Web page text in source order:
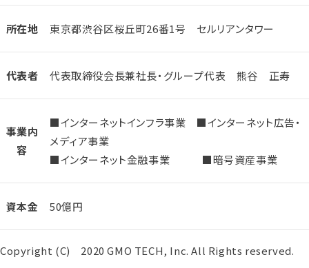
所在地 東京都渋谷区桜丘町26番1号 セルリアンタワー
代表者 代表取締役会長兼社長・グループ代表 熊谷 正寿
事業内
容
■インターネットインフラ事業 ■インターネット広告・
メディア事業
■インターネット金融事業 ■暗号資産事業
資本金 50億円
Copyright (C) 2020 GMO TECH, Inc. All Rights reserved.